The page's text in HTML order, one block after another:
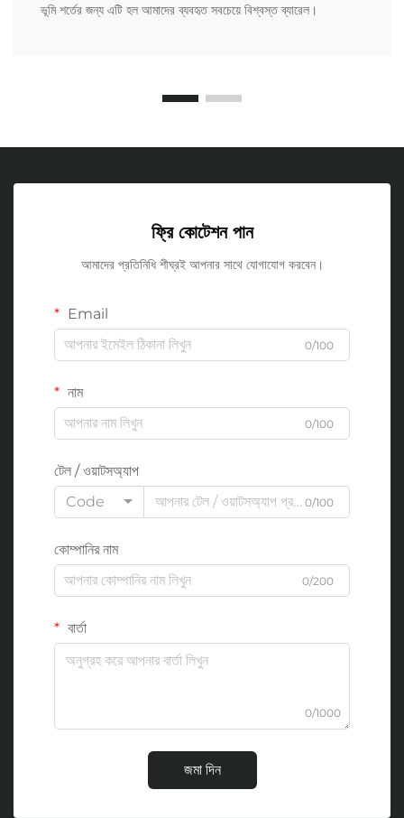
ভূমি শর্তের জন্য এটি হল আমাদের ব্যবহৃত সবচেয়ে বিশ্বস্ত ব্যারেল।
ফ্রি কোটেশন পান
আমাদের প্রতিনিধি শীঘ্রই আপনার সাথে যোগাযোগ করবেন।
Email
0/100
নাম
0/100
টেল / ওয়াটসঅ্যাপ
Code
0/100
কোম্পানির নাম
0/200
বার্তা
0/1000
জমা দিন